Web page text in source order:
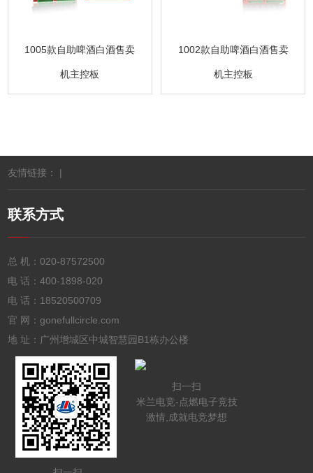
1005款自助啤酒白酒售卖
机主控板
1002款自助啤酒白酒售卖
机主控板
友情链接： |
联系方式
总 机：020-87572500
电 话：400-1898-020
电 话： 18520500709
官 网：gonefullcircle.com
地 址：广州增城区中城智慧园B1栋办公楼
扫一扫
米兰电竞-点燃电子竞技
激情,成就电竞梦想